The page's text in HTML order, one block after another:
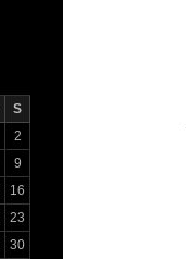
S
2
9
16
23
30